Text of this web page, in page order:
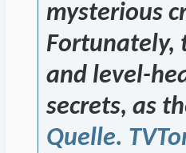
mysterious
Fortunately,
and level-
secrets, as
Quelle.